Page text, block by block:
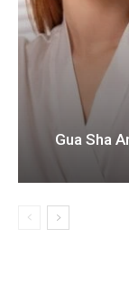
Gua Sha